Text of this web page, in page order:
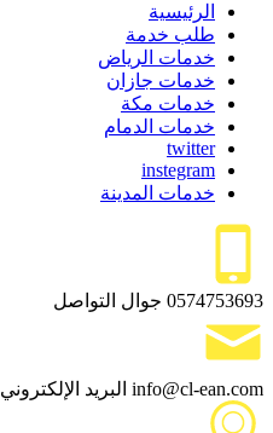
الرئيسية
طلب خدمة
خدمات الرياض
خدمات جازان
خدمات مكة
خدمات الدمام
twitter
instegram
خدمات المدينة
0574753693 جوال التواصل
info@cl-ean.com البريد الإلكتروني